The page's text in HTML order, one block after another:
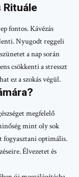
Rituále
fontos. Kávézás
Nyugodt reggeli
a nap során
csökkenti a stresszt
ez a szokás végül.
megfelelő
mint oly sok
fogyasztani optimális.
Élvezetet és